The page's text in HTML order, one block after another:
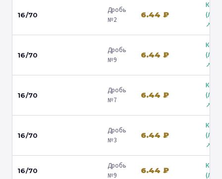
16/70
Дробь
№2
6.44 ₽
↗
16/70
Дробь
№9
6.44 ₽
↗
16/70
Дробь
№7
6.44 ₽
↗
16/70
Дробь
№3
6.44 ₽
↗
16/70
Дробь
№9
6.44 ₽